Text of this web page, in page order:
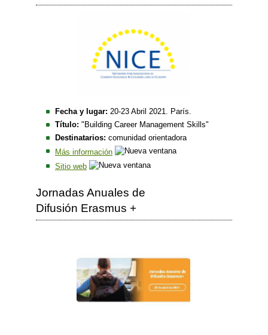
Fecha y lugar: 20-23 Abril 2021. París.
Título: "Building Career Management Skills"
Destinatarios: comunidad orientadora
Más información
Sitio web
Jornadas Anuales de
Difusión Erasmus +